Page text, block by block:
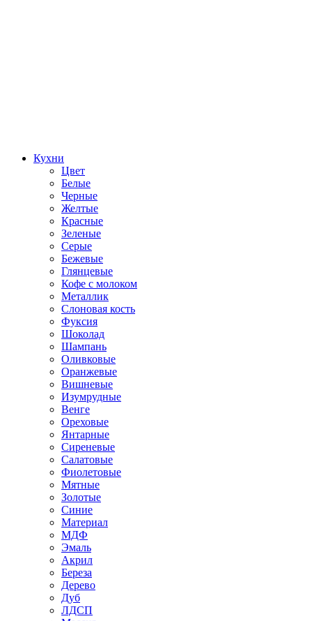
Кухни
Цвет
Белые
Черные
Желтые
Красные
Зеленые
Серые
Бежевые
Глянцевые
Кофе с молоком
Металлик
Слоновая кость
Фуксия
Шоколад
Шампань
Оливковые
Оранжевые
Вишневые
Изумрудные
Венге
Ореховые
Янтарные
Сиреневые
Салатовые
Фиолетовые
Мятные
Золотые
Синие
Материал
МДФ
Эмаль
Акрил
Береза
Дерево
Дуб
ЛДСП